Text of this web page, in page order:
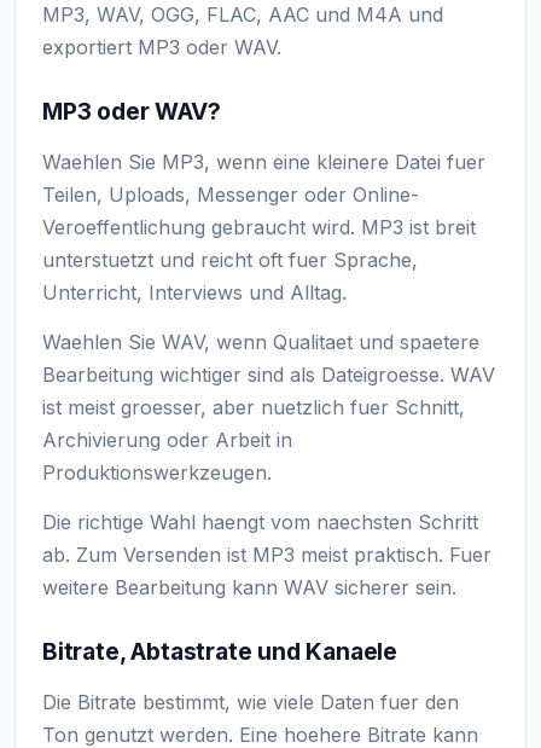
MP3, WAV, OGG, FLAC, AAC und M4A und
exportiert MP3 oder WAV.
MP3 oder WAV?
Waehlen Sie MP3, wenn eine kleinere Datei fuer
Teilen, Uploads, Messenger oder Online-
Veroeffentlichung gebraucht wird. MP3 ist breit
unterstuetzt und reicht oft fuer Sprache,
Unterricht, Interviews und Alltag.
Waehlen Sie WAV, wenn Qualitaet und spaetere
Bearbeitung wichtiger sind als Dateigroesse. WAV
ist meist groesser, aber nuetzlich fuer Schnitt,
Archivierung oder Arbeit in
Produktionswerkzeugen.
Die richtige Wahl haengt vom naechsten Schritt
ab. Zum Versenden ist MP3 meist praktisch. Fuer
weitere Bearbeitung kann WAV sicherer sein.
Bitrate, Abtastrate und Kanaele
Die Bitrate bestimmt, wie viele Daten fuer den
Ton genutzt werden. Eine hoehere Bitrate kann